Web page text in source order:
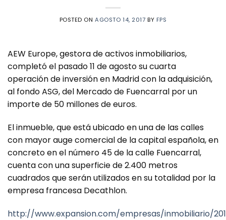
POSTED ONAGOSTO 14, 2017 BY FPS
AEW Europe, gestora de activos inmobiliarios,
completó el pasado 11 de agosto su cuarta
operación de inversión en Madrid con la adquisición,
al fondo ASG, del Mercado de Fuencarral por un
importe de 50 millones de euros.
El inmueble, que está ubicado en una de las calles
con mayor auge comercial de la capital española, en
concreto en el número 45 de la calle Fuencarral,
cuenta con una superficie de 2.400 metros
cuadrados que serán utilizados en su totalidad por la
empresa francesa Decathlon.
http://www.expansion.com/empresas/inmobiliario/